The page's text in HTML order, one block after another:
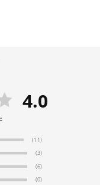
4.0
(11)
(3)
(6)
(0)